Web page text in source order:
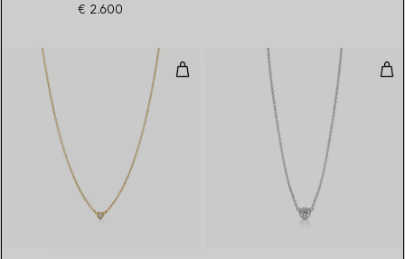
€ 2.600
Diamonds by the Yard®
2 Materialien